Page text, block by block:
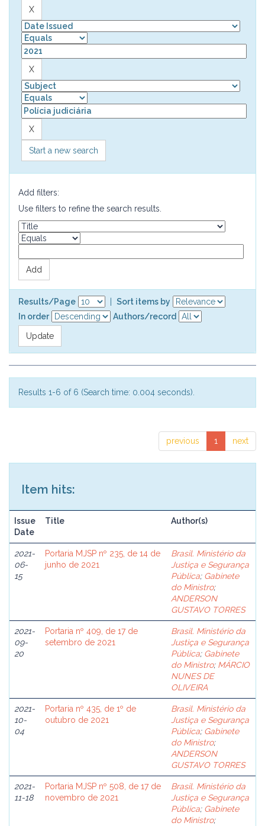
Start a new search
Add filters:
Use filters to refine the search results.
Results/Page
Sort items by
In order
Authors/record
Results 1-6 of 6 (Search time: 0.004 seconds).
previous 1 next
Item hits:
Issue
Date
Title Author(s)
2021-
06-
15
Portaria MJSP nº 235, de 14 de
junho de 2021
Brasil. Ministério da
Justiça e Segurança
Pública; Gabinete
do Ministro;
ANDERSON
GUSTAVO TORRES
2021-
09-
20
Portaria nº 409, de 17 de
setembro de 2021
Brasil. Ministério da
Justiça e Segurança
Pública; Gabinete
do Ministro; MÁRCIO
NUNES DE
OLIVEIRA
2021-
10-
04
Portaria nº 435, de 1º de
outubro de 2021
Brasil. Ministério da
Justiça e Segurança
Pública; Gabinete
do Ministro;
ANDERSON
GUSTAVO TORRES
2021-
11-18
Portaria MJSP nº 508, de 17 de
novembro de 2021
Brasil. Ministério da
Justiça e Segurança
Pública; Gabinete
do Ministro;